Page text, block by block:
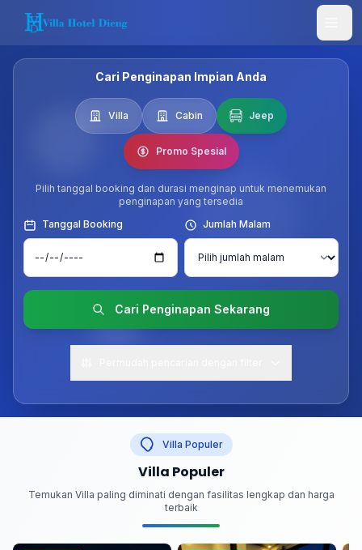
Langsung ke konten utama
Cari Penginapan Impian Anda
Villa Cabin Jeep
Promo Spesial
Pilih tanggal booking dan durasi menginap untuk menemukan
penginapan yang tersedia
Tanggal Booking
Jumlah Malam
Cari Penginapan Sekarang
Kapasitas
Villa Populer
Villa Populer
Temukan Villa paling diminati dengan fasilitas lengkap dan harga
terbaik